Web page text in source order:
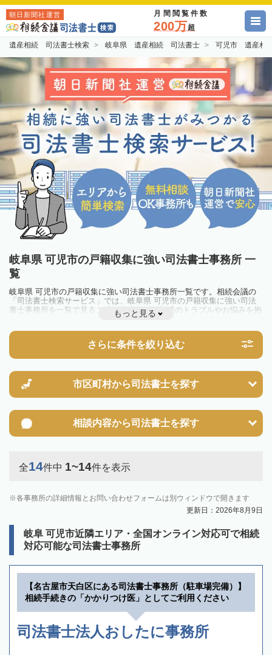
朝日新聞社運営 月間閲覧件数
200万超
遺産相続 司法書士検索 岐阜県 遺産相続 司法書士 可児市 遺産相
岐阜県 可児市の戸籍収集に強い司法書士事務所 一
覧
岐阜県 可児市の戸籍収集に強い司法書士事務所一覧です。相続会議の
「司法書士検索サービス」では、岐阜県 可児市の戸籍収集に強い司法
書士事務所を一覧で見ることが出来ます。相続のトラブルやお悩みを抱
えている方は一度近隣の司法書士に相談してみましょう。
もっと見る
さらに条件を絞り込む
市区町村から司法書士を探す
相談内容から司法書士を探す
全14件中 1~14件を表示
各事務所の詳細情報とお問い合わせフォームは別ウィンドウで開きます
更新日：2026年8月9日
岐阜 可児市近隣エリア・全国オンライン対応可で相続
対応可能な司法書士事務所
【名古屋市天白区にある司法書士事務所（駐車場完備）】
相続手続きの「かかりつけ医」としてご利用ください
司法書士法人おしたに事務所